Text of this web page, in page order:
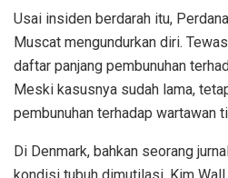
Usai insiden berdarah itu,
Muscat mengundurkan diri.
daftar panjang pembunuhan
Meski kasusnya sudah lama,
pembunuhan terhadap wartawan
Di Denmark, bahkan seorang